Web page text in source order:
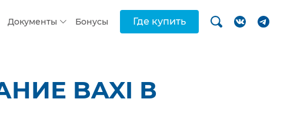
Документы Бонусы Где купить
BAXI В